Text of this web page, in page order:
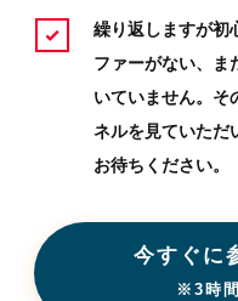
繰り返しますが初
ファーがない、ま
いていません。そ
ネルを見ていただ
お待ちください。
今すぐに
※3時